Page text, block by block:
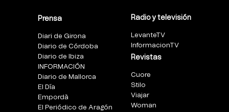
Prensa
Diari de Girona
Diario de Córdoba
Diario de Ibiza
INFORMACIÓN
Diario de Mallorca
El Día
Empordà
El Periódico de Aragón
Radio y televisión
LevanteTV
InformacionTV
Revistas
Cuore
Stilo
Viajar
Woman